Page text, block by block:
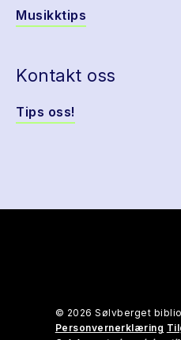
Musikktips
Kontakt oss
Tips oss!
© 2026 Sølvberget
Personvernerklæring